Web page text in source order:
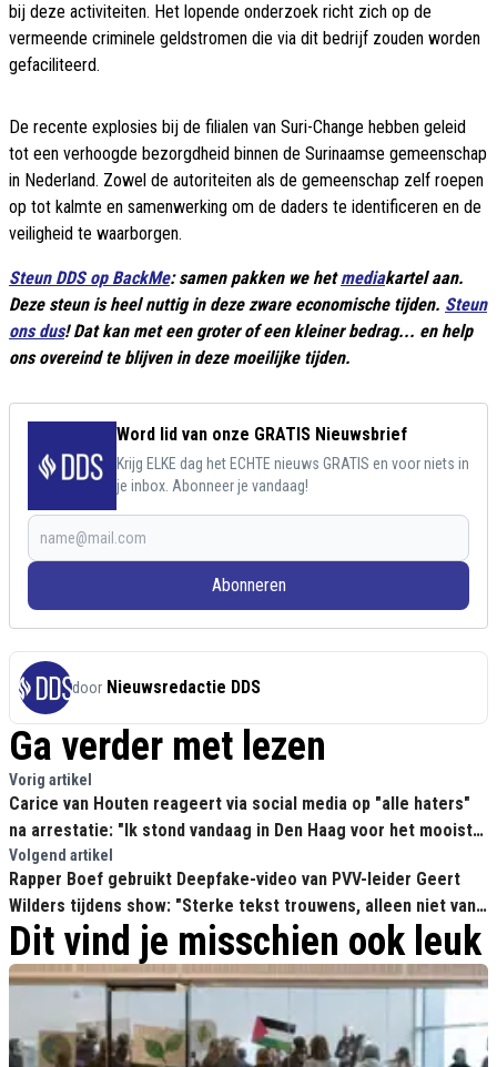
bij deze activiteiten. Het lopende onderzoek richt zich op de
vermeende criminele geldstromen die via dit bedrijf zouden worden
gefaciliteerd.
De recente explosies bij de filialen van Suri-Change hebben geleid
tot een verhoogde bezorgdheid binnen de Surinaamse gemeenschap
in Nederland. Zowel de autoriteiten als de gemeenschap zelf roepen
op tot kalmte en samenwerking om de daders te identificeren en de
veiligheid te waarborgen.
Steun DDS op BackMe: samen pakken we hetmediakartel aan.
Deze steun is heel nuttig in deze zware economische tijden. Steun
ons dus! Dat kan met een groter of een kleiner bedrag... en help
ons overeind te blijven in deze moeilijke tijden.
Word lid van onze GRATIS Nieuwsbrief
Krijg ELKE dag het ECHTE nieuws GRATIS en voor niets in
je inbox. Abonneer je vandaag!
Abonneren
door Nieuwsredactie DDS
Ga verder met lezen
Vorig artikel
Carice van Houten reageert via social media op "alle haters"
na arrestatie: "Ik stond vandaag in Den Haag voor het mooiste
dat we hebben, het leven"
Volgend artikel
Rapper Boef gebruikt Deepfake-video van PVV-leider Geert
Wilders tijdens show: "Sterke tekst trouwens, alleen niet van
mij!"
Dit vind je misschien ook leuk